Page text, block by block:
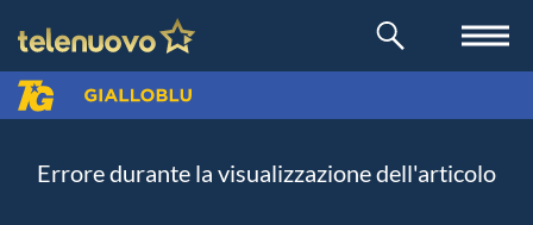
Errore durante la visualizzazione dell'articolo